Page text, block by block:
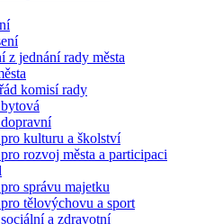
z jednání rady města
komisí rady
kulturu a školství
rozvoj města a participaci
správu majetku
tělovýchovu a sport
a zdravotní